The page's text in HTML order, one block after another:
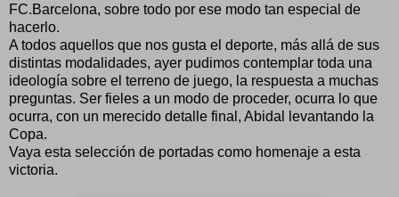
FC.Barcelona, sobre todo por ese modo tan especial de
hacerlo.
A todos aquellos que nos gusta el deporte, más allá de sus
distintas modalidades, ayer pudimos contemplar toda una
ideología sobre el terreno de juego, la respuesta a muchas
preguntas. Ser fieles a un modo de proceder, ocurra lo que
ocurra, con un merecido detalle final, Abidal levantando la
Copa.
Vaya esta selección de portadas como homenaje a esta
victoria.